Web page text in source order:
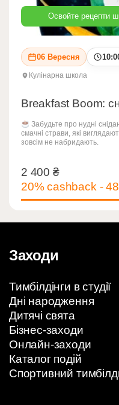
Освойте рецепти
06 Вересня
Кулінарна школа
Breakfast Boom:
Забудьте про нудні
смачні страви, які
зовсім не набридають.
2 400 ₴
20% cashback -
2 400 ₴
Заходи
Тимбілдінги в студії
Дні народження
Дитячі свята
Бізнес-заходи
Онлайн-заходи
Каталог подій
Спортивний